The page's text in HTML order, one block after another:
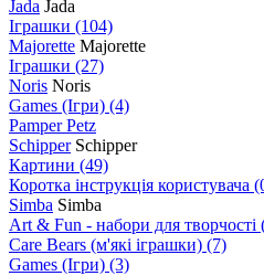
Jada Jada
Іграшки (104)
Majorette Majorette
Іграшки (27)
Noris Noris
Games (Ігри) (4)
Pamper Petz
Schipper Schipper
Картини (49)
Коротка інструкція користувача
Simba Simba
Art & Fun - набори для творчості
Care Bears (м'які іграшки) (7)
Games (Ігри) (3)